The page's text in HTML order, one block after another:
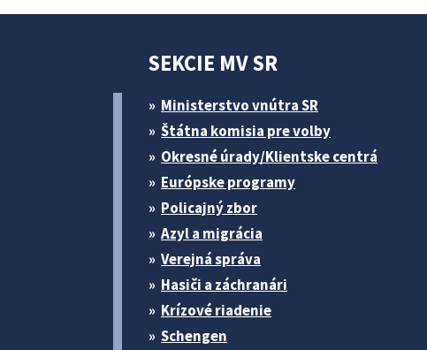
SEKCIE MV SR
Ministerstvo vnútra SR
Štátna komisia pre volby
Okresné úrady/Klientske centrá
Európske programy
Policajný zbor
Azyl a migrácia
Verejná správa
Hasiči a záchranári
Krízové riadenie
Schengen